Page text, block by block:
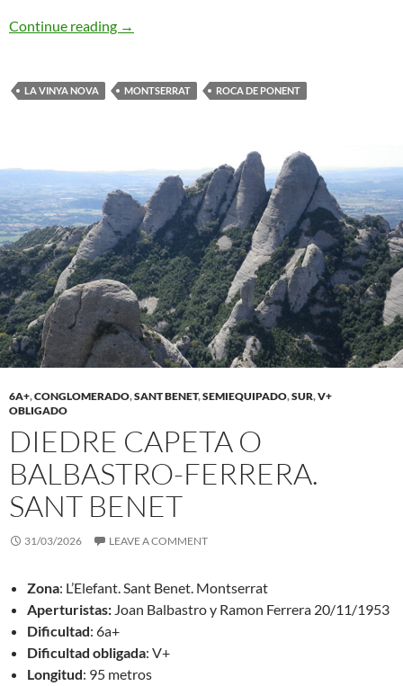
Continue reading Animistes. Roca de Ponent
→
LA VINYA NOVA MONTSERRAT ROCA DE PONENT
6A+,CONGLOMERADO,SANT BENET,SEMIEQUIPADO,SUR,V+
OBLIGADO
DIEDRE CAPETA O
BALBASTRO-FERRERA.
SANT BENET
31/03/2026 LEAVE A COMMENT
Zona: L’Elefant. Sant Benet. Montserrat
Aperturistas: Joan Balbastro y Ramon Ferrera 20/11/1953
Dificultad: 6a+
Dificultad obligada: V+
Longitud: 95 metros